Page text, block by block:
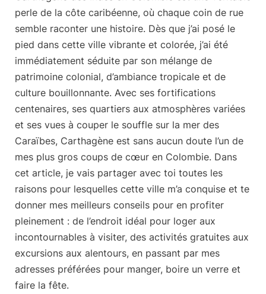
perle de la côte caribéenne, où chaque coin de rue
semble raconter une histoire. Dès que j’ai posé le
pied dans cette ville vibrante et colorée, j’ai été
immédiatement séduite par son mélange de
patrimoine colonial, d’ambiance tropicale et de
culture bouillonnante. Avec ses fortifications
centenaires, ses quartiers aux atmosphères variées
et ses vues à couper le souffle sur la mer des
Caraïbes, Carthagène est sans aucun doute l’un de
mes plus gros coups de cœur en Colombie. Dans
cet article, je vais partager avec toi toutes les
raisons pour lesquelles cette ville m’a conquise et te
donner mes meilleurs conseils pour en profiter
pleinement : de l’endroit idéal pour loger aux
incontournables à visiter, des activités gratuites aux
excursions aux alentours, en passant par mes
adresses préférées pour manger, boire un verre et
faire la fête.